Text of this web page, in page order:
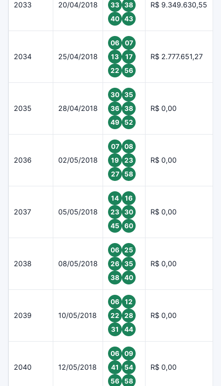
2033 20/04/2018
33
38
40
43
R$ 9.349.630,55
2034 25/04/2018
06
07
13
17
22
56
R$ 2.777.651,27
2035 28/04/2018
30
35
36
38
49
52
R$ 0,00
2036 02/05/2018
07
08
19
23
27
58
R$ 0,00
2037 05/05/2018
14
16
23
30
45
60
R$ 0,00
2038 08/05/2018
06
25
26
35
38
40
R$ 0,00
2039 10/05/2018
06
12
22
28
31
44
R$ 0,00
2040 12/05/2018
06
09
41
54
56
58
R$ 0,00